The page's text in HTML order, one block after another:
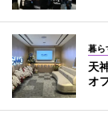
暮ら
天
オ